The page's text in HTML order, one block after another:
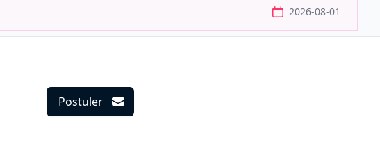
2026-08-01
Postuler